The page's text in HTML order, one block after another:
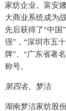
家纺企业。富安
大商业系统成为
先后获得了“中国
强”，“深圳市五
牌”、“广东省著
称号。
第四名、 梦洁
湖南梦洁家纺股